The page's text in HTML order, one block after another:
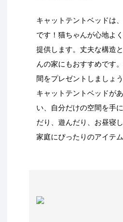
キャットテントベッドは
です！猫ちゃんが心地よ
提供します。丈夫な構造
んの家にもおすすめです
間をプレゼントしましょう
キャットテントベッドが
い、自分だけの空間を手
だり、遊んだり、お昼寝
家庭にぴったりのアイテ